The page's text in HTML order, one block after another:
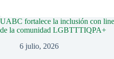
UABC fortalece la inclusión con
de la comunidad LGBTTTIQPA+
6 julio, 2026